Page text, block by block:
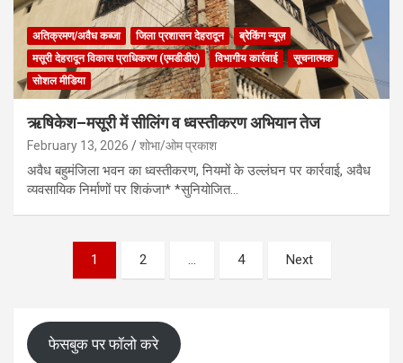
अतिक्रमण/अवैध कब्जा जिला प्रशासन देहरादून
ब्रेकिंग न्यूज़
मसूरी देहरादून विकास प्राधिकरण (एमडीडीए)
विभागीय कार्रवाई
सूचनात्मक
सोशल मीडिया
ऋषिकेश–मसूरी में सीलिंग व ध्वस्तीकरण अभियान तेज
February 13, 2026 शोभा/ओम प्रकाश
अवैध बहुमंजिला भवन का ध्वस्तीकरण, नियमों के उल्लंघन पर कार्रवाई, अवैध
व्यवसायिक निर्माणों पर शिकंजा* *सुनियोजित…
pagination
1 2 … 4 Next
फेसबुक पर फॉलो करे